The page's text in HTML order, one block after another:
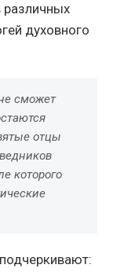
различных
духовного
сможет
отцы
которого